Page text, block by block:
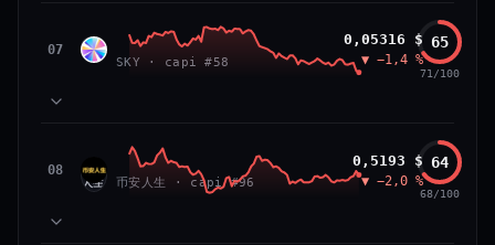
momentum 24 h dégradé (−2,7 %) et volume 24 h atone
(0,3 % de sa capitalisation échangés).
CAP. MARCHÉ
VAR. 7 J
−12,5 %
VAR. 30 J
−14,0 %
VS ATH
h atone (1,0 % de sa capitalisation échangés).
297 M$
83
TECHNIQUE 81
VOLUME 54
52
NEWS
07 SKY Sky
SKY · capi #58
0,05316 $
▼ −1,4 %
65
71/100
65
TECHNIQUE 90
VOLUME 72
52
NEWS
08
币安
人生
币安人生 (BinanceLife)
币安人生 · capi #96
0,5193 $
▼ −2,0 %
64
68/100